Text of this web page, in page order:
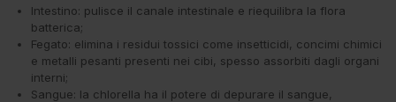
Intestino: pulisce il canale intestinale e riequilibra la flora
batterica;
Fegato: elimina i residui tossici come insetticidi, concimi chimici
e metalli pesanti presenti nei cibi, spesso assorbiti dagli organi
interni;
Sangue: la chlorella ha il potere di depurare il sangue,